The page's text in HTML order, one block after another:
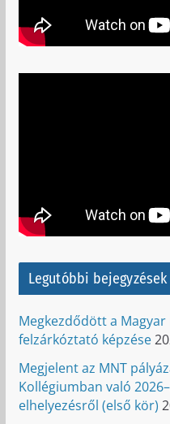
Legutóbbi bejegyzések
Megkezdődött a
felzárkóztató képzése
Megjelent az MNT
Kollégiumban való
elhelyezésről (első kör)